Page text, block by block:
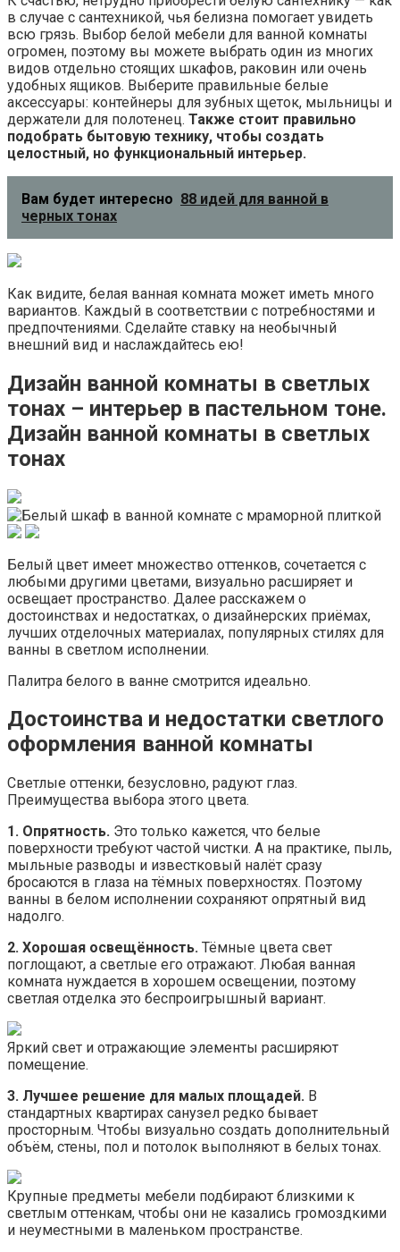
в случае с сантехникой, чья белизна помогает увидеть
всю грязь. Выбор белой мебели для ванной комнаты
огромен, поэтому вы можете выбрать один из многих
видов отдельно стоящих шкафов, раковин или очень
удобных ящиков. Выберите правильные белые
аксессуары: контейнеры для зубных щеток, мыльницы и
держатели для полотенец. Также стоит правильно
подобрать бытовую технику, чтобы создать
целостный, но функциональный интерьер.
Вам будет интересно 88 идей для ванной в
черных тонах
Как видите, белая ванная комната может иметь много
вариантов. Каждый в соответствии с потребностями и
предпочтениями. Сделайте ставку на необычный
внешний вид и наслаждайтесь ею!
Дизайн ванной комнаты в светлых
тонах – интерьер в пастельном тоне.
Дизайн ванной комнаты в светлых
тонах
Белый цвет имеет множество оттенков, сочетается с
любыми другими цветами, визуально расширяет и
освещает пространство. Далее расскажем о
достоинствах и недостатках, о дизайнерских приёмах,
лучших отделочных материалах, популярных стилях для
ванны в светлом исполнении.
Палитра белого в ванне смотрится идеально.
Достоинства и недостатки светлого
оформления ванной комнаты
Светлые оттенки, безусловно, радуют глаз.
Преимущества выбора этого цвета.
1. Опрятность. Это только кажется, что белые
поверхности требуют частой чистки. А на практике, пыль,
мыльные разводы и известковый налёт сразу
бросаются в глаза на тёмных поверхностях. Поэтому
ванны в белом исполнении сохраняют опрятный вид
надолго.
2. Хорошая освещённость. Тёмные цвета свет
поглощают, а светлые его отражают. Любая ванная
комната нуждается в хорошем освещении, поэтому
светлая отделка это беспроигрышный вариант.
Яркий свет и отражающие элементы расширяют
помещение.
3. Лучшее решение для малых площадей. В
стандартных квартирах санузел редко бывает
просторным. Чтобы визуально создать дополнительный
объём, стены, пол и потолок выполняют в белых тонах.
Крупные предметы мебели подбирают близкими к
светлым оттенкам, чтобы они не казались громоздкими
и неуместными в маленьком пространстве.